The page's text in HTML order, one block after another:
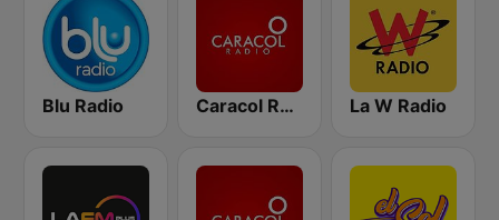
Blu Radio Caracol Radio La W Radio